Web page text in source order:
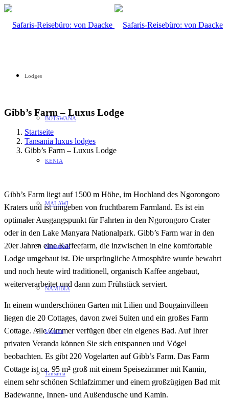
Lodges
BOTSWANA
KENIA
MALAWI
Mosambik
NAMIBIA
Uganda
Tansania
Gibb’s Farm – Luxus Lodge
Startseite
Tansania luxus lodges
Gibb’s Farm – Luxus Lodge
Gibb’s Farm liegt auf 1500 m Höhe, im Hochland des Ngorongoro
Kraters und ist umgeben von fruchtbarem Farmland. Es ist ein
optimaler Ausgangspunkt für Fahrten in den Ngorongoro Crater
oder in den Lake Manyara Nationalpark. Gibb’s Farm war in den
20er Jahren eine Kaffeefarm, die inzwischen in eine komfortable
Lodge umgebaut ist. Die ursprüngliche Atmosphäre wurde bewahrt
und noch heute wird traditionell, organisch Kaffee angebaut,
weiterverarbeitet und dann zum Frühstück serviert.
In einem wunderschönen Garten mit Lilien und Bougainvilleen
liegen die 20 Cottages, davon zwei Suiten und ein großes Farm
Cottage. Alle Zimmer verfügen über ein eigenes Bad. Auf Ihrer
privaten Veranda können Sie sich entspannen und Vögel
beobachten. Es gibt 220 Vogelarten auf Gibb’s Farm. Das Farm
Cottage ist ca. 95 m² groß mit einem Speisezimmer mit Kamin,
einem sehr schönen Schlafzimmer und einem großzügigen Bad mit
Badewanne, Innen- und Außendusche und Kamin.